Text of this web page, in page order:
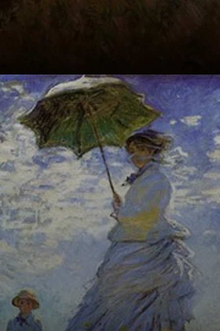
O estilo
impressionista é
caracterizado por
penneladas livres,
cores vivas e uma
representação
efêmera da luz e
do ambiente.